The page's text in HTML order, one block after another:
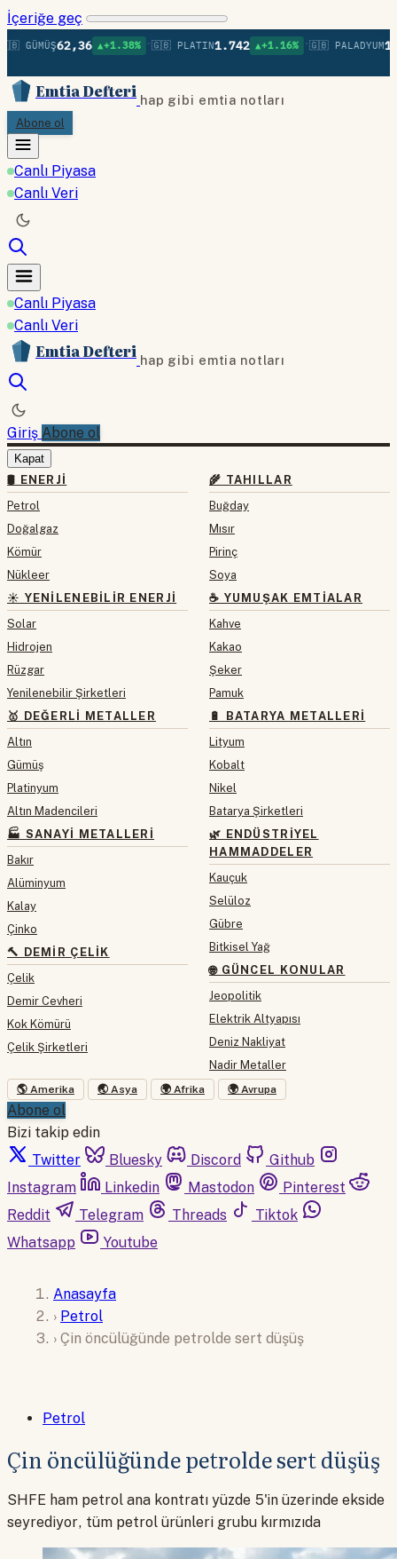
İçeriğe geç
GÜMÜŞ62,36 ▲+1.38% •🇬🇧 PLATIN1.742 ▲+1.16% •🇬🇧 PALADYUM
Emtia Defteri hap gibi emtia notları
Abone ol
Canlı Piyasa
Canlı Veri
Canlı Piyasa
Canlı Veri
Emtia Defteri hap gibi emtia notları
Giriş Abone ol
Kapat
🛢 ENERJI
Petrol
Doğalgaz
Kömür
Nükleer
☀️ YENILENEBILIR ENERJI
Solar
Hidrojen
Rüzgar
Yenilenebilir Şirketleri
🥇 DEĞERLI METALLER
Altın
Gümüş
Platinyum
Altın Madencileri
🏭 SANAYI METALLERI
Bakır
Alüminyum
Kalay
Çinko
🔨 DEMIR ÇELIK
Çelik
Demir Cevheri
Kok Kömürü
Çelik Şirketleri
🌾 TAHILLAR
Buğday
Mısır
Pirinç
Soya
☕ YUMUŞAK EMTIALAR
Kahve
Kakao
Şeker
Pamuk
🔋 BATARYA METALLERI
Lityum
Kobalt
Nikel
Batarya Şirketleri
🌿 ENDÜSTRIYEL
HAMMADDELER
Kauçuk
Selüloz
Gübre
Bitkisel Yağ
🌐 GÜNCEL KONULAR
Jeopolitik
Elektrik Altyapısı
Deniz Nakliyat
Nadir Metaller
🌎 Amerika 🌏 Asya 🌍 Afrika 🌍 Avrupa
Abone ol
Bizi takip edin
Twitter
Bluesky Discord
Github
Instagram
Linkedin Mastodon
Pinterest
Reddit
Telegram Threads
Tiktok
Whatsapp
Youtube
Anasayfa
› Petrol
› Çin öncülüğünde petrolde sert düşüş
Petrol
Çin öncülüğünde petrolde sert düşüş
SHFE ham petrol ana kontratı yüzde 5'in üzerinde ekside
seyrediyor, tüm petrol ürünleri grubu kırmızıda